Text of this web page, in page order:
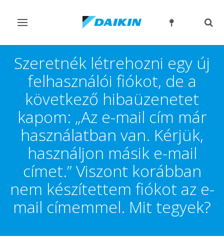
Navigáció
Szeretnék létrehozni egy új
felhasználói fiókot, de a
következő hibaüzenetet
kapom: „Az e-mail cím már
használatban van. Kérjük,
használjon másik e-mail
címet.” Viszont korábban
nem készítettem fiókot az e-
mail címemmel. Mit tegyek?